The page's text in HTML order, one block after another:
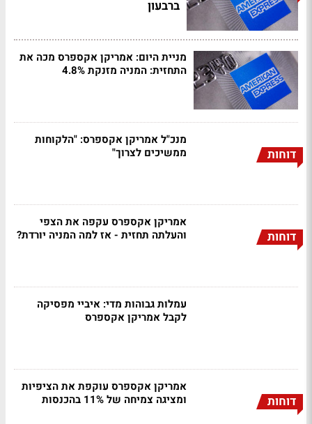
ברבעון
מניית היום: אמריקן אקספרס מכה את
התחזית: המניה מזנקת 4.8%
דוחות
מנכ"ל אמריקן אקספרס: "הלקוחות
ממשיכים לצרוך"
דוחות
אמריקן אקספרס עקפה את הצפי
והעלתה תחזית - אז למה המניה יורדת?
עמלות גבוהות מדי: איביי מפסיקה
לקבל אמריקן אקספרס
דוחות
אמריקן אקספרס עוקפת את הציפיות
ומציגה צמיחה של 11% בהכנסות